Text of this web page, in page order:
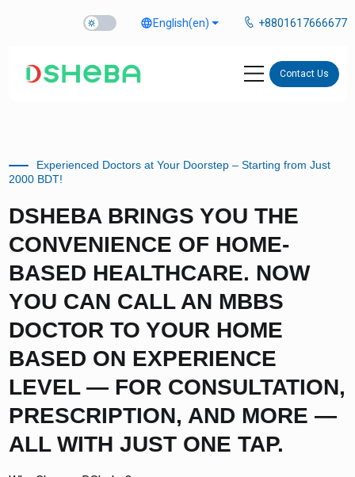
languageEnglish(en) +8801617666677
Contact Us
Experienced Doctors at Your Doorstep – Starting from Just
2000 BDT!
DSHEBA BRINGS YOU THE
CONVENIENCE OF HOME-
BASED HEALTHCARE. NOW
YOU CAN CALL AN MBBS
DOCTOR TO YOUR HOME
BASED ON EXPERIENCE
LEVEL — FOR CONSULTATION,
PRESCRIPTION, AND MORE —
ALL WITH JUST ONE TAP.